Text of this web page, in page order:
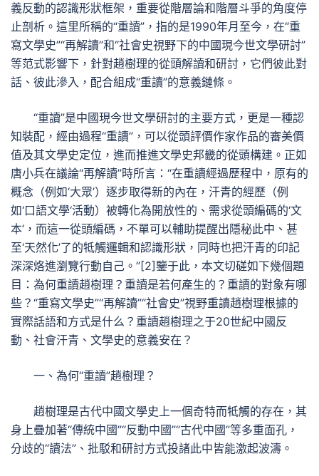
義反動的認識形狀框架，重要從階層論和階層斗爭的角度停
止剖析。這里所稱的“重讀”，指的是1990年月至今，在“重
寫文學史”“再解讀”和“社會史視野下的中國現今世文學研討”
等范式影響下，針對趙樹理的從頭解讀和研討，它們彼此對
話、彼此滲入，配合組成“重讀”的意義鏈條。
“重讀”是中國現今世文學研討的主要方式，更是一種認
知裝配，經由過程“重讀”，可以從頭評價作家作品的審美價
值及其文學史定位，進而推進文學史邦畿的從頭構建。正如
唐小兵在議論“再解讀”時所言：“在重讀經過歷程中，原有的
概念（例如‘大眾’）逐步取得新的內在，汗青的經歷（例
如‘口語文學‘活動）被轉化為開放性的、需求從頭編碼的‘文
本’，而這一從頭編碼，不單可以輔助提醒出隱秘此中、甚
至‘天然化’了的牴觸邏輯和認識形狀，同時也把汗青的印記
深深烙進瀏覽行動自己。”[2]鑒于此，本文切磋如下幾個題
目：為何重讀趙樹理？重讀是若何產生的？重讀的對象有哪
些？“重寫文學史”“再解讀”“社會史”視野重讀趙樹理根據的
實際話語和方式是什么？重讀趙樹理之于20世紀中國反
動、社會汗青、文學史的意義安在？
一、為何“重讀”趙樹理？
趙樹理是古代中國文學史上一個奇特而牴觸的存在，其
身上疊加著“傳統中國”“反動中國”“古代中國”等多重面孔，
分歧的“讀法”、批駁和研討方式投諸此中皆能激起波濤。